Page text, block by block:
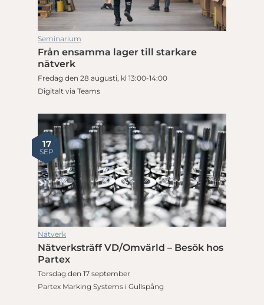
Seminarium
Från ensamma lager till starkare
nätverk
Fredag den 28 augusti, kl 13:00-14:00
Digitalt via Teams
17
SEP
Nätverk
Nätverksträff VD/Omvärld – Besök hos
Partex
Torsdag den 17 september
Partex Marking Systems i Gullspång